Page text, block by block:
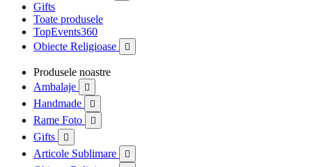
Gifts
Toate produsele
TopEvents360
Obiecte Religioase

Produsele noastre
Ambalaje

Handmade 
Rame Foto 
Gifts 
Articole Sublimare 